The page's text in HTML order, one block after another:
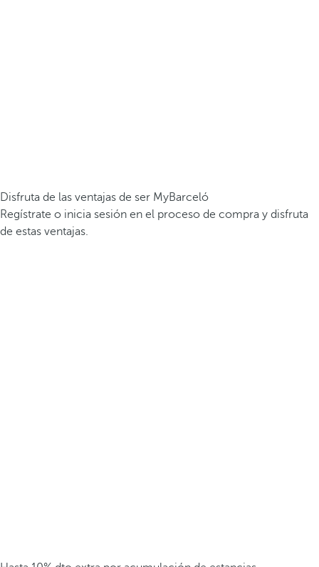
Disfruta de las ventajas de ser MyBarceló
Regístrate o inicia sesión en el proceso de compra y disfruta
de estas ventajas.